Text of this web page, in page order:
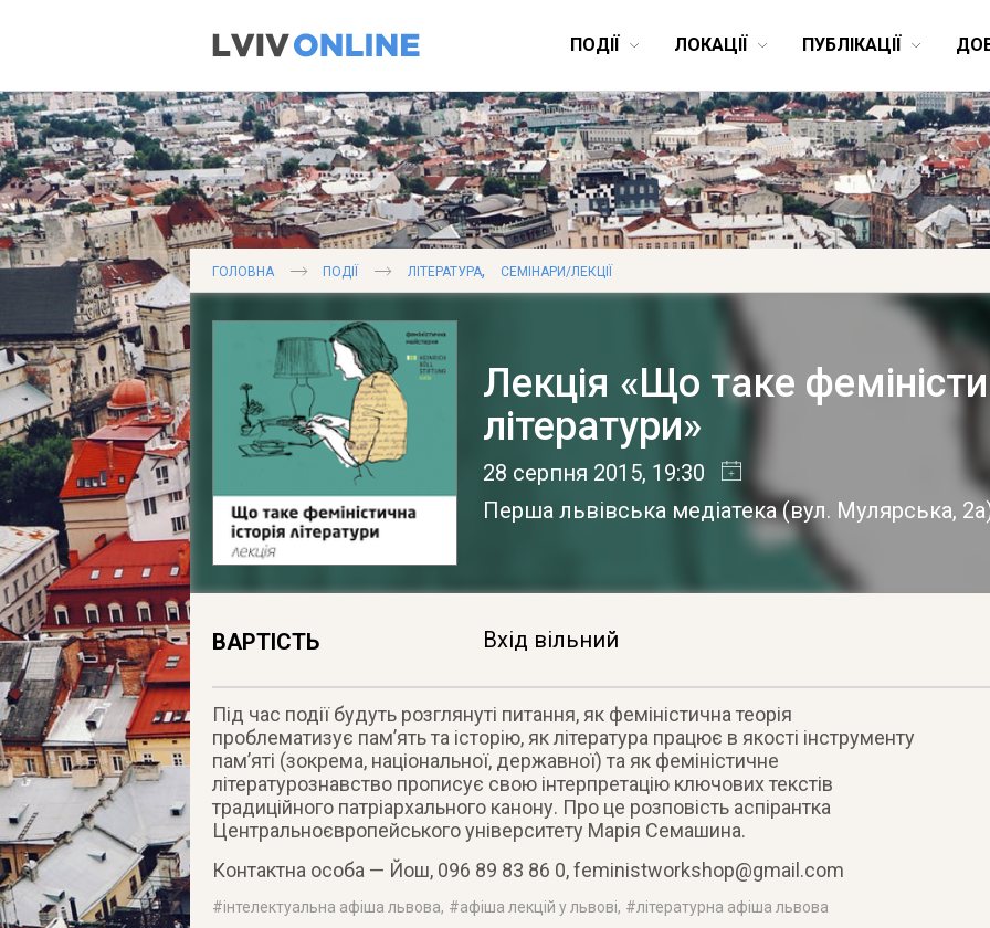
ПОДІЇ ЛОКАЦІЇ ПУБЛІКАЦІЇ
ГОЛОВНА ПОДІЇ ЛІТЕРАТУРА, СЕМІНАРИ/ЛЕКЦІЇ
Лекція «Що таке
літератури»
28 серпня 2015, 19:30
Перша львівська медіатека (вул. Мулярська, 2а
ВАРТІСТЬ Вхід вільний
Під час події будуть розглянуті питання, як феміністична теорія
проблематизує пам’ять та історію, як література працює в якості інструменту
пам’яті (зокрема, національної, державної) та як феміністичне
літературознавство прописує свою інтерпретацію ключових текстів
традиційного патріархального канону. Про це розповість аспірантка
Центральноєвропейського університету Марія Семашина.
Контактна особа — Йош, 096 89 83 86 0,feministworkshop@gmail.com
#інтелектуальна афіша львова, #афіша лекцій у львові, #літературна афіша львова